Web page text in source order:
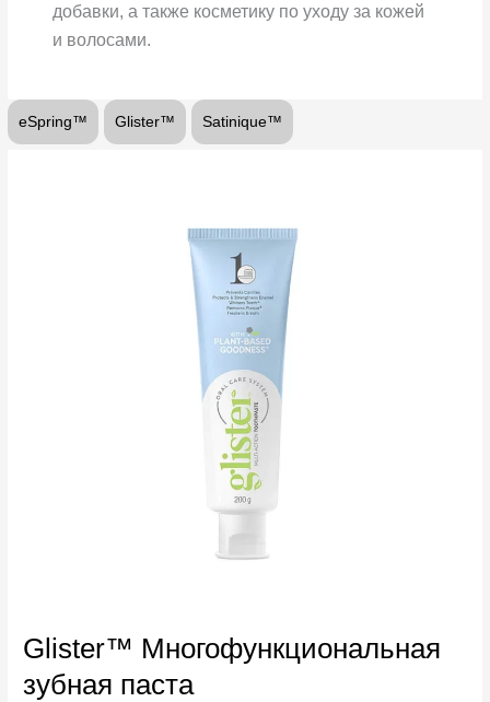
добавки, а также косметику по уходу за кожей
и волосами.
eSpring™ Glister™ Satinique™
Glister™ Многофункциональная
зубная паста
зубная
паста